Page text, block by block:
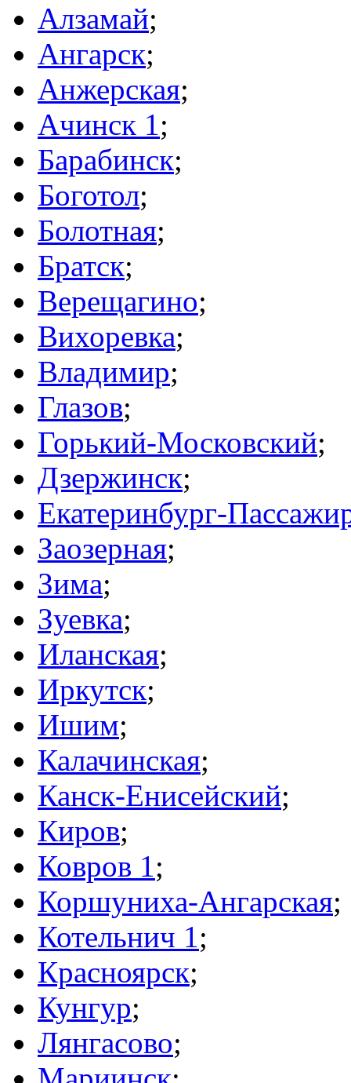
Алзамай;
Ангарск;
Анжерская;
Ачинск 1;
Барабинск;
Боготол;
Болотная;
Братск;
Верещагино;
Вихоревка;
Владимир;
Глазов;
Горький-Московский;
Дзержинск;
Екатеринбург-
Заозерная;
Зима;
Зуевка;
Иланская;
Иркутск;
Ишим;
Калачинская;
Канск-Енисейский;
Киров;
Ковров 1;
Коршуниха-Ангарская;
Котельнич 1;
Красноярск;
Кунгур;
Лянгасово;